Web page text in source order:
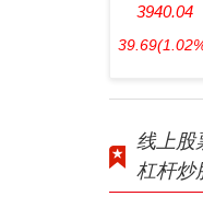
3940.04
39.69
线上股
杠杆炒